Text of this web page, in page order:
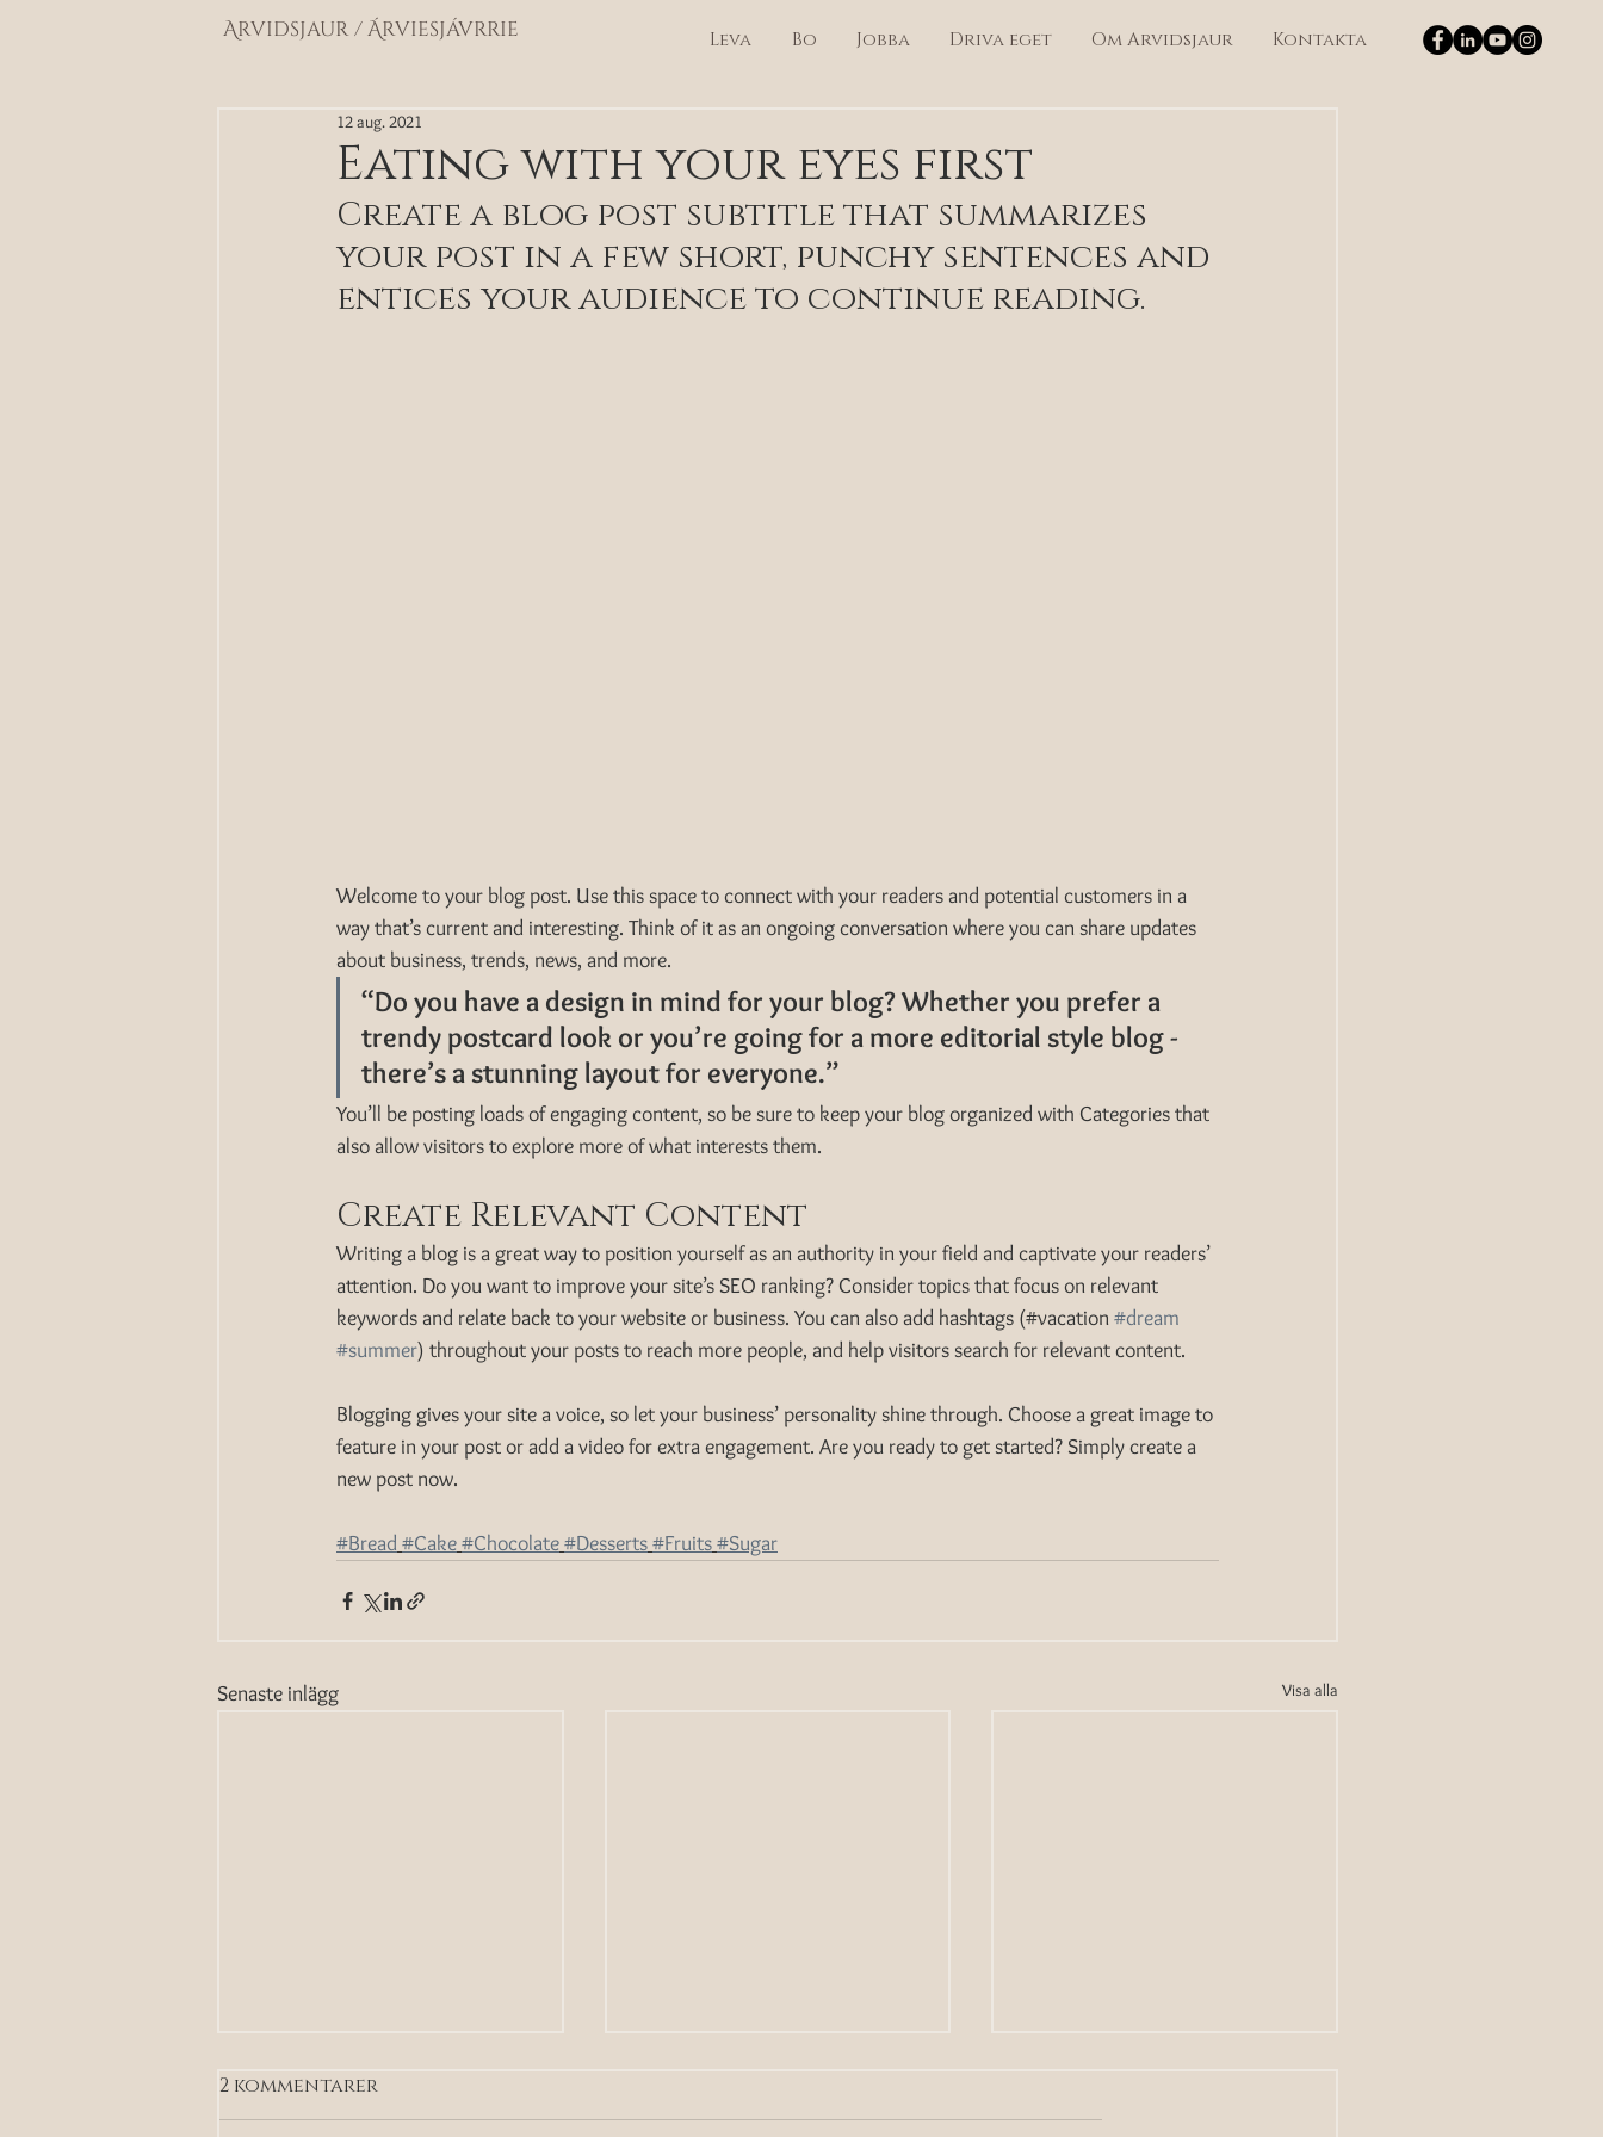
Arvidsjaur / Árviesjávrrie Leva Bo Jobba Driva eget Om Arvidsjaur Kontakta
Eating with your eyes first
12 aug. 2021
Create a blog post subtitle that summarizes
your post in a few short, punchy sentences and
entices your audience to continue reading.
Welcome to your blog post. Use this space to connect with your readers and potential customers in a
way that’s current and interesting. Think of it as an ongoing conversation where you can share updates
about business, trends, news, and more.
“Do you have a design in mind for your blog? Whether you prefer a
trendy postcard look or you’re going for a more editorial style blog -
there’s a stunning layout for everyone.”
You’ll be posting loads of engaging content, so be sure to keep your blog organized with Categories that
also allow visitors to explore more of what interests them.
Create Relevant Content
Writing a blog is a great way to position yourself as an authority in your field and captivate your readers’
attention. Do you want to improve your site’s SEO ranking? Consider topics that focus on relevant
keywords and relate back to your website or business. You can also add hashtags (#vacation #dream
#summer) throughout your posts to reach more people, and help visitors search for relevant content.
Blogging gives your site a voice, so let your business’ personality shine through. Choose a great image to
feature in your post or add a video for extra engagement. Are you ready to get started? Simply create a
new post now.
#Bread #Cake#Chocolate#Desserts#Fruits#Sugar
Senaste inlägg Visa alla
2 kommentarer